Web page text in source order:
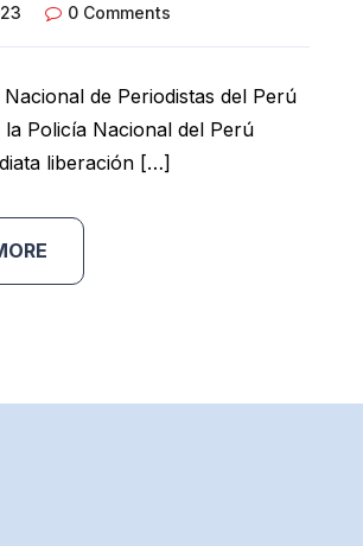
0 Comments
de Periodistas del Perú
la Policía Nacional del Perú
liberación […]